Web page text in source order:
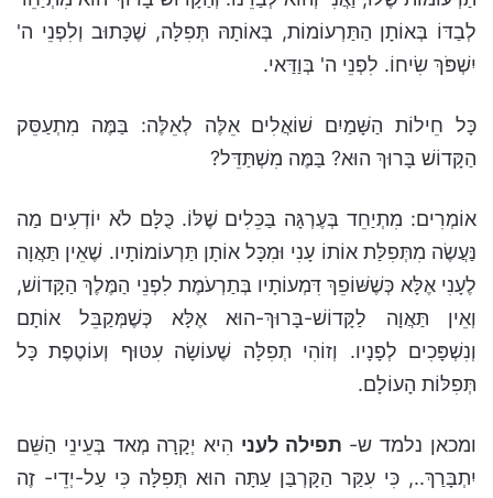
לְבַדּוֹ בְּאוֹתָן הַתַּרְעוֹמוֹת, בְּאוֹתָהּ תְּפִלָּה, שֶׁכָּתוּב וְלִפְנֵי ה'
יִשְׁפֹּךְ שִׂיחוֹ. לִפְנֵי ה' בְּוַדַּאי.
כָּל חֵילוֹת הַשָּׁמַיִם שׁוֹאֲלִים אֵלֶּה לְאֵלֶּה: בַּמֶּה מִתְעַסֵּק
הַקָּדוֹשׁ בָּרוּךְ הוּא? בַּמֶּה מִשְׁתַּדֵּל?
אוֹמְרִים: מִתְיַחֵד בְּעֶרְגָּה בַּכֵּלִים שֶׁלּוֹ. כֻּלָּם לֹא יוֹדְעִים מַה
נַּעֲשֶׂה מִתְּפִלַּת אוֹתוֹ עָנִי וּמִכָּל אוֹתָן תַּרְעוֹמוֹתָיו. שֶׁאֵין תַּאֲוָה
לֶעָנִי אֶלָּא כְּשֶׁשּׁוֹפֵךְ דִּמְעוֹתָיו בְּתַרְעֹמֶת לִפְנֵי הַמֶּלֶךְ הַקָּדוֹשׁ,
וְאֵין תַּאֲוָה לַקָּדוֹשׁ-בָּרוּךְ-הוּא אֶלָּא כְּשֶׁמְּקַבֵּל אוֹתָם
וְנִשְׁפָּכִים לְפָנָיו. וְזוֹהִי תְפִלָּה שֶׁעוֹשָׂה עִטּוּף וְעוֹטֶפֶת כָּל
תְּפִלּוֹת הָעוֹלָם.
ומכאן נלמד ש- תפילה לעני הִיא יְקָרָה מְאד בְּעֵינֵי הַשֵּׁם
יִתְבָּרַךְ.., כִּי עִקַּר הַקָּרְבַּן עַתָּה הוּא תְּפִלָּה כִּי עַל-יְדֵי- זֶה